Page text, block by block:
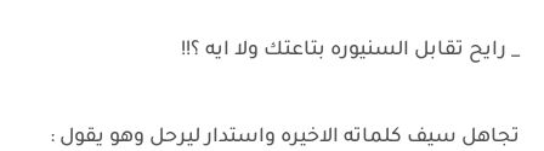
_ رايح تقابل السنيوره بتاعتك ولا ايه ؟!!
تجاهل سيف كلماته الاخيره واستدار ليرحل وهو يقول :